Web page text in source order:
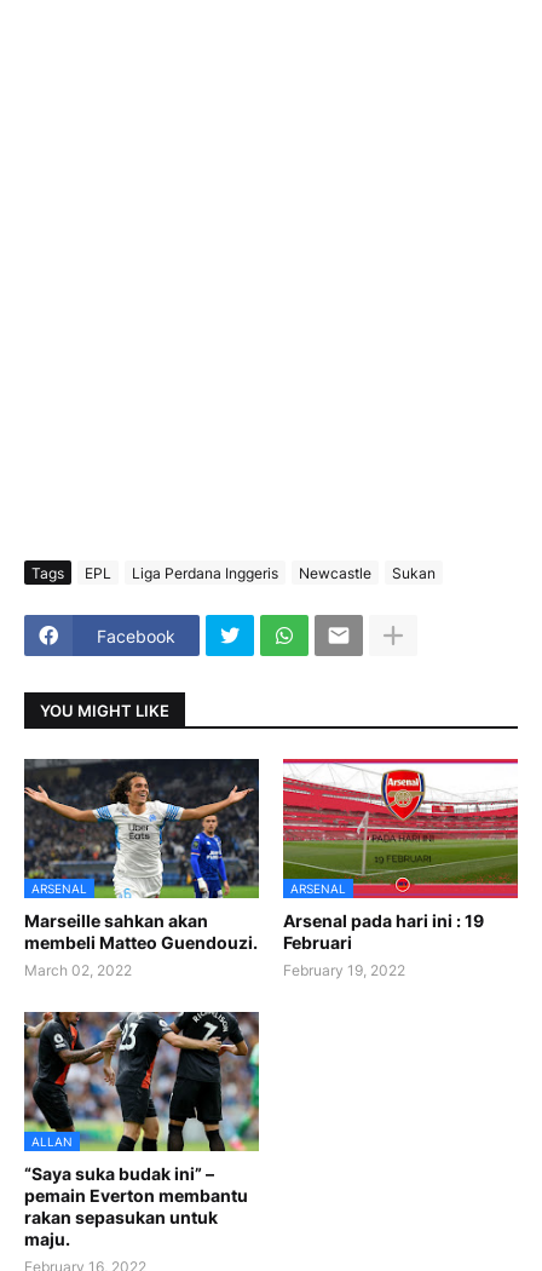
Tags EPL Liga Perdana Inggeris Newcastle Sukan
Facebook
YOU MIGHT LIKE
ARSENAL
Marseille sahkan akan
membeli Matteo Guendouzi.
March 02, 2022
ARSENAL
Arsenal pada hari ini : 19
Februari
February 19, 2022
ALLAN
“Saya suka budak ini” –
pemain Everton membantu
rakan sepasukan untuk
maju.
February 16, 2022